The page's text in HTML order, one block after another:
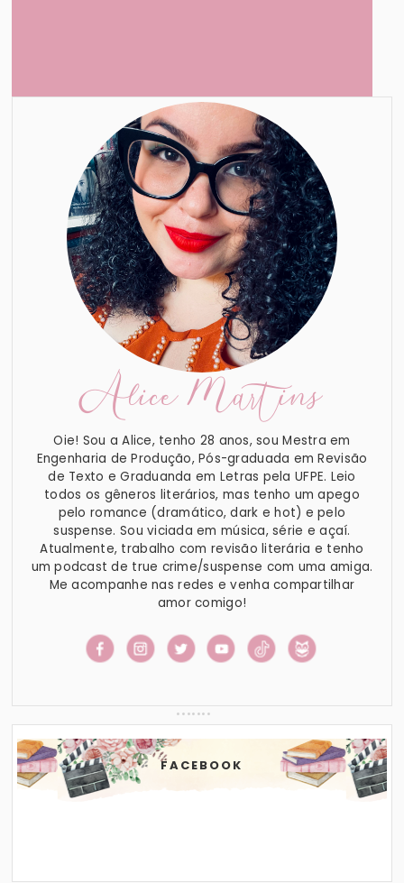
Alice Martins
Oie! Sou a Alice, tenho 28 anos, sou Mestra em
Engenharia de Produção, Pós-graduada em Revisão
de Texto e Graduanda em Letras pela UFPE. Leio
todos os gêneros literários, mas tenho um apego
pelo romance (dramático, dark e hot) e pelo
suspense. Sou viciada em música, série e açaí.
Atualmente, trabalho com revisão literária e tenho
um podcast de true crime/suspense com uma amiga.
Me acompanhe nas redes e venha compartilhar
amor comigo!
FACEBOOK